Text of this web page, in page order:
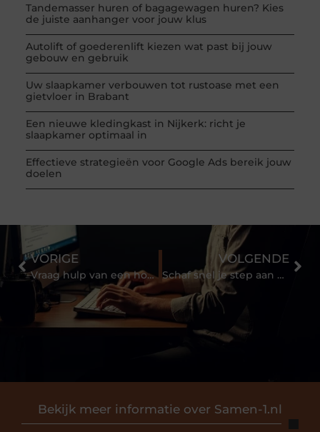
Tandemasser huren of bagagewagen huren? Kies
de juiste aanhanger voor jouw klus
Autolift of goederenlift kiezen wat past bij jouw
gebouw en gebruik
Uw slaapkamer verbouwen tot rustoase met een
gietvloer in Brabant
Een nieuwe kledingkast in Nijkerk: richt je
slaapkamer optimaal in
Effectieve strategieën voor Google Ads bereik jouw
doelen
Bekijk meer informatie over Samen-1.nl
VORIGE
Vraag hulp van een hoger veiligheidskundige
VOLGENDE
Schaf snel je step aan met het voorjaar in aantocht